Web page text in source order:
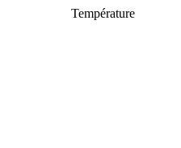
Température